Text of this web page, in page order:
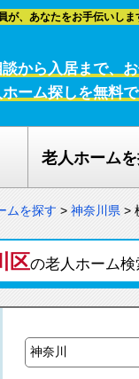
が、あなたをお手伝いしま
談から入居まで、
ーム探しを無料
老人ホーム
ムを探す > 神奈川県 >
区の老人ホーム